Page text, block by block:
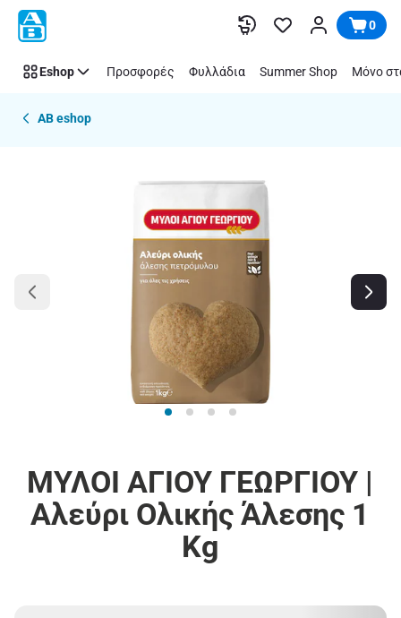
Παράλειψη 0
Eshop Προσφορές Φυλλάδια Summer Shop Μόνο
AB eshop
ΜΥΛΟΙ ΑΓΙΟΥ ΓΕΩΡΓΙΟΥ |
Αλεύρι Ολικής Άλεσης 1
Kg